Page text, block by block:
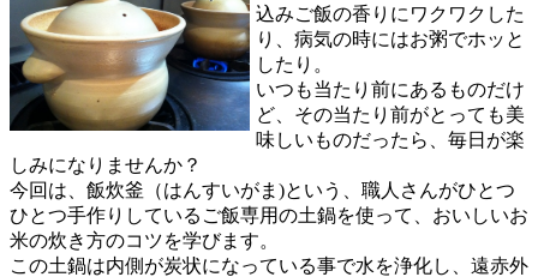
込みご飯の香りにワクワクした
り、病気の時にはお粥でホッと
したり。
いつも当たり前にあるものだけ
ど、その当たり前がとっても美
味しいものだったら、毎日が楽
しみになりませんか？
今回は、飯炊釜（はんすいがま)という、職人さんがひとつ
ひとつ手作りしているご飯専用の土鍋を使って、おいしいお
米の炊き方のコツを学びます。
この土鍋は内側が炭状になっている事で水を浄化し、遠赤外